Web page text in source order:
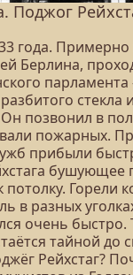
Поджог
года. Примерно
Берлина,
стекла
позвонил в
пожарных.
прибыли
бушующее
потолку. Горели
в разных
очень
тайной до
Рейхстаг?